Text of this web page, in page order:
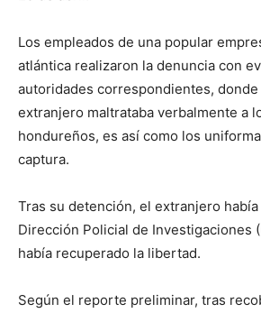
Los empleados de una popular
atlántica realizaron la denuncia con
autoridades correspondientes, donde
extranjero maltrataba verbalmente a
hondureños, es así como los
captura.
Tras su detención, el extranjero
Dirección Policial de Investigaciones
había recuperado la libertad.
Según el reporte preliminar, tras